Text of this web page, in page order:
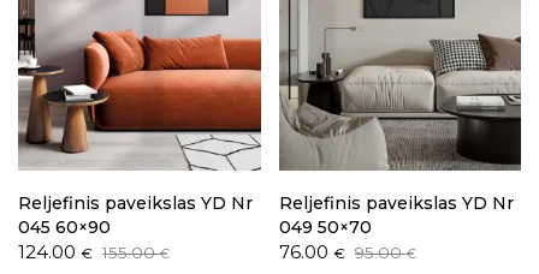
Reljefinis paveikslas YD Nr
045 60×90
155.00€
Original
124.00 €
Current
Reljefinis paveikslas YD Nr
049 50×70
95.00€
Original
76.00 €
Current